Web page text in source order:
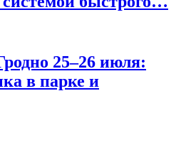
25–26 июля:
в парке и